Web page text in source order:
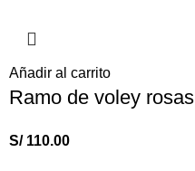
Añadir al carrito
S/110.00